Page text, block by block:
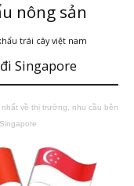
nông sản
trái cây việt nam
Singapore
về thị trường, nhu cầu bên